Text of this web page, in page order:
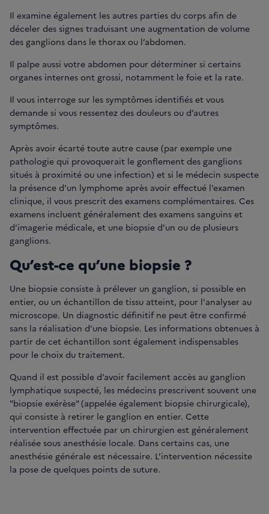
Il examine également les autres parties du corps afin de
déceler des signes traduisant une augmentation de volume
des ganglions dans le thorax ou l’abdomen.
Il palpe aussi votre abdomen pour déterminer si certains
organes internes ont grossi, notamment le foie et la rate.
Il vous interroge sur les symptômes identifiés et vous
demande si vous ressentez des douleurs ou d’autres
symptômes.
Après avoir écarté toute autre cause (par exemple une
pathologie qui provoquerait le gonflement des ganglions
situés à proximité ou une infection) et si le médecin suspecte
la présence d’un lymphome après avoir effectué l’examen
clinique, il vous prescrit des examens complémentaires. Ces
examens incluent généralement des examens sanguins et
d’imagerie médicale, et une biopsie d’un ou de plusieurs
ganglions.
Qu’est-ce qu’une biopsie ?
Une biopsie consiste à prélever un ganglion, si possible en
entier, ou un échantillon de tissu atteint, pour l'analyser au
microscope. Un diagnostic définitif ne peut être confirmé
sans la réalisation d’une biopsie. Les informations obtenues à
partir de cet échantillon sont également indispensables
pour le choix du traitement.
Quand il est possible d’avoir facilement accès au ganglion
lymphatique suspecté, les médecins prescrivent souvent une
"biopsie exérèse" (appelée également biopsie chirurgicale),
qui consiste à retirer le ganglion en entier. Cette
intervention effectuée par un chirurgien est généralement
réalisée sous anesthésie locale. Dans certains cas, une
anesthésie générale est nécessaire. L’intervention nécessite
la pose de quelques points de suture.